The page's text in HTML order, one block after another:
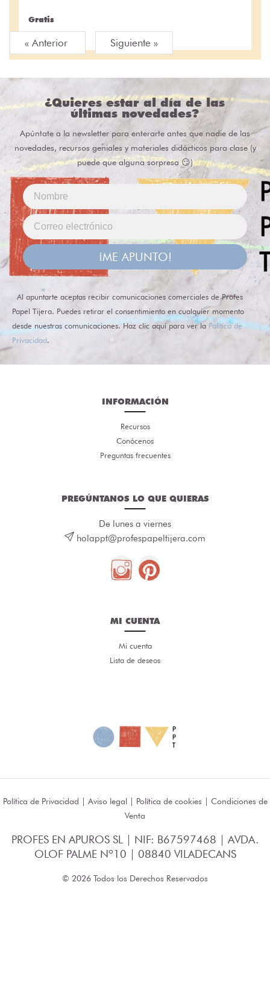
Gratis
« Anterior Siguiente »
¿Quieres estar al día de las
últimas novedades?
Apúntate a la newsletter para enterarte antes que nadie de las
novedades, recursos geniales y materiales didácticos para clase (y
puede que alguna sorpresa 😏)
¡ME APUNTO!
Al apuntarte aceptas recibir comunicaciones comerciales de Profes
Papel Tijera. Puedes retirar el consentimiento en cualquier momento
desde nuestras comunicaciones. Haz clic aquí para ver la Política de
Privacidad.
INFORMACIÓN
Recursos
Conócenos
Preguntas frecuentes
PREGÚNTANOS LO QUE QUIERAS
De lunes a viernes
holappt@profespapeltijera.com
MI CUENTA
Mi cuenta
Lista de deseos
Política de Privacidad | Aviso legal| Política de cookies | Condiciones de
Venta
PROFES EN APUROS SL | NIF: B67597468 | AVDA.
OLOF PALME Nº10 | 08840 VILADECANS
© 2026 Todos los Derechos Reservados